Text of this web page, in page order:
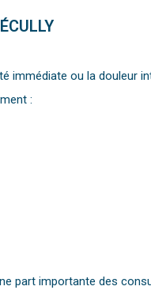
immédiate ou la douleur
:
part importante des